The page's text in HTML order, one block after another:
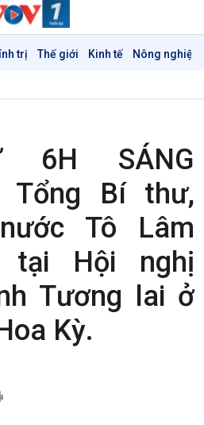
trị Thế giới Kinh tế Nông nghiệp
Thời sự
Thời sự 6h
Thời sự 12h
Thời sự 18h
Thời sự 21h30
Bản tin
Chuyên mục
6H SÁNG
Tổng Bí thư,
Tô Lâm
tại Hội nghị
Tương lai ở
Kỳ.